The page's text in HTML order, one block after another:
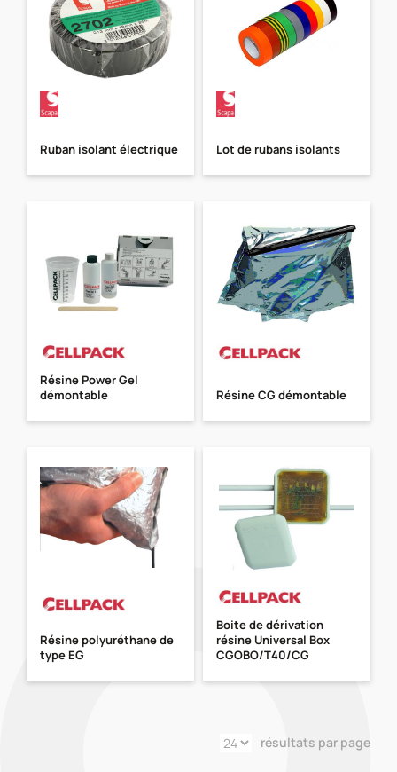
Ruban isolant électrique Lot de rubans isolants
Résine Power Gel
démontable
Résine CG démontable
Résine polyuréthane de
type EG
Boite de dérivation
résine Universal Box
CGOBO/T40/CG
résultats par page